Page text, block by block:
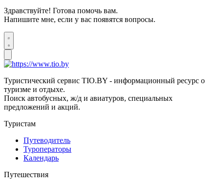
Здравствуйте! Готова помочь вам.
Напишите мне, если у вас появятся вопросы.
Туристический сервис TIO.BY - информационный ресурс о
туризме и отдыхе.
Поиск автобусных, ж/д и авиатуров, специальных
предложений и акций.
Туристам
Путеводитель
Туроператоры
Календарь
Путешествия